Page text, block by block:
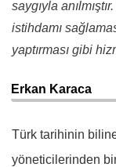
saygıyla
istihdamı
yaptırması gibi
Erkan Karaca
Türk tarihinin
yöneticilerinden